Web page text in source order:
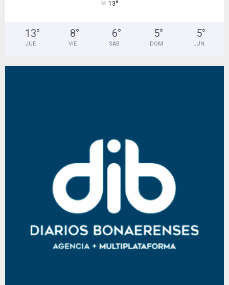
13°
13°
JUE
8°
VIE
6°
SAB
5°
DOM
5°
LUN